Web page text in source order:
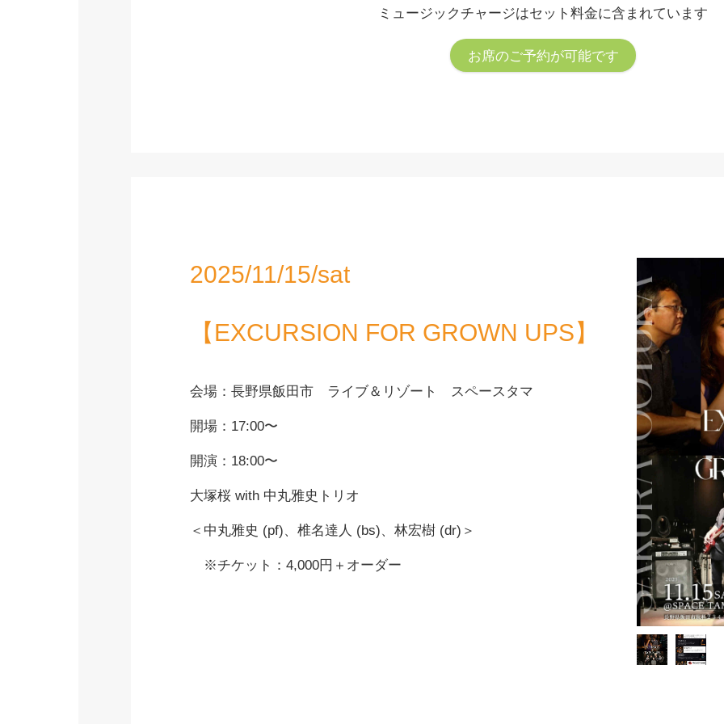
ミュージックチャージはセット料金に含まれています
お席のご予約が可能です
2025/11/15/sat
【EXCURSION FOR GROWN UPS】
会場：長野県飯田市 ライブ＆リゾート スペースタマ
開場：17:00〜
開演：18:00〜
大塚桜 with 中丸雅史トリオ
＜中丸雅史 (pf)、椎名達人 (bs)、林宏樹 (dr)＞
※チケット：4,000円＋オーダー